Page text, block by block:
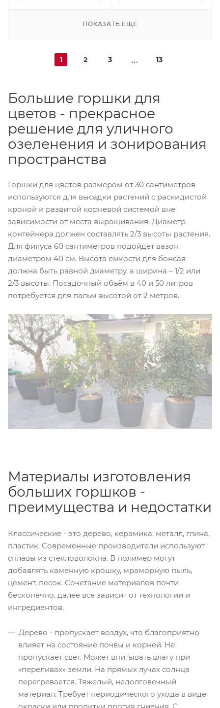
ПОКАЗАТЬ ЕЩЕ
1 2 3 13
Большие горшки для
цветов - прекрасное
решение для уличного
озеленения и зонирования
пространства
Горшки для цветов размером от 30 сантиметров
используются для высадки растений с раскидистой
кроной и развитой корневой системой вне
зависимости от места выращивания. Диаметр
контейнера должен составлять 2/3 высоты растения.
Для фикуса 60 сантиметров подойдет вазон
диаметром 40 см. Высота емкости для бонсая
должна быть равной диаметру, а ширина – 1/2 или
2/3 высоты. Посадочный объём в 40 и 50 литров
потребуется для пальм высотой от 2 метров.
Материалы изготовления
больших горшков -
преимущества и недостатки
Классические - это дерево, керамика, металл, глина,
пластик. Современные производители используют
сплавы из стекловолокна. В полимер могут
добавлять каменную крошку, мраморную пыль,
цемент, песок. Сочетание материалов почти
бесконечно, далее все зависит от технологии и
ингредиентов.
Дерево - пропускает воздух, что благоприятно
влияет на состояние почвы и корней. Не
пропускает свет. Может впитывать влагу при
«переливах» земли. На прямых лучах солнца
перегревается. Тяжелый, недолговечный
материал. Требует периодического ухода в виде